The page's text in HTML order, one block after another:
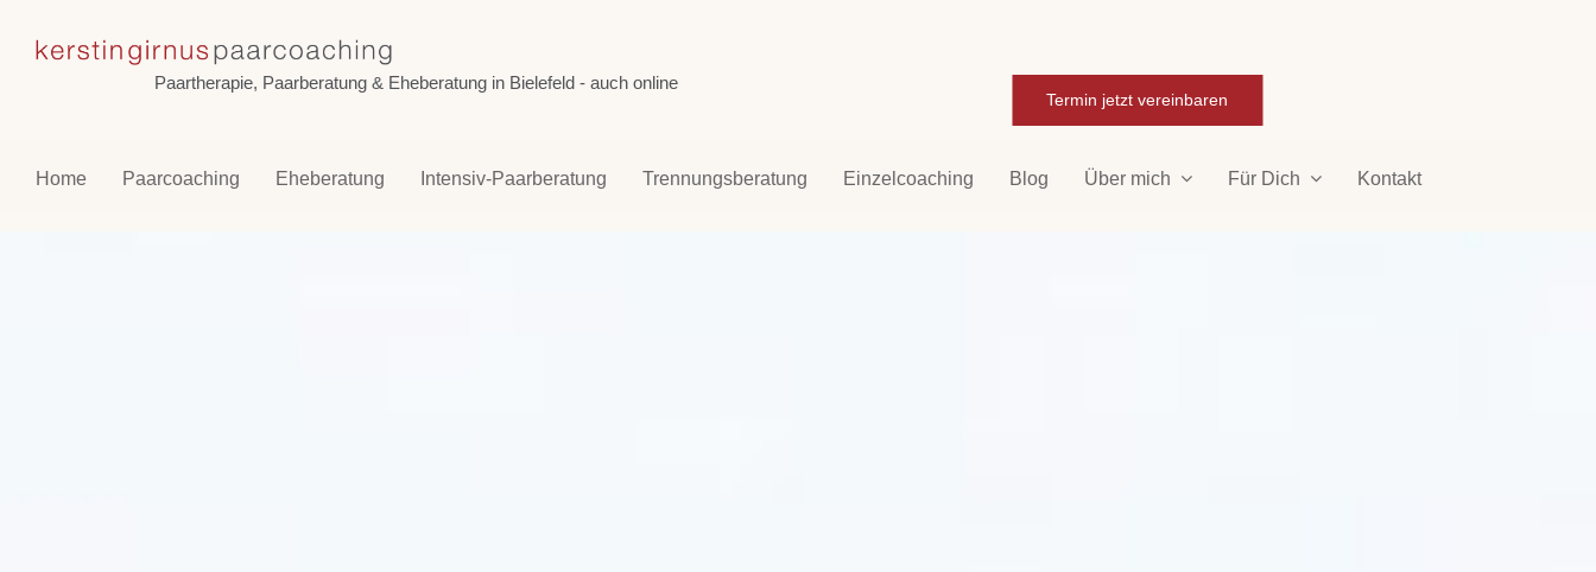
Paartherapie, Paarberatung & Eheberatung in Bielefeld - auch online
Termin jetzt vereinbaren
Home Paarcoaching Eheberatung Intensiv-Paarberatung Trennungsberatung Einzelcoaching Blog Über mich Für Dich Kontakt